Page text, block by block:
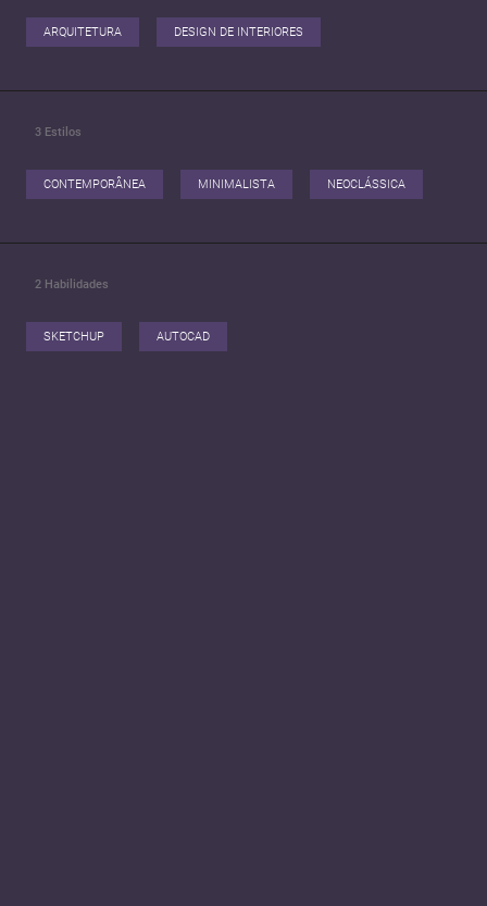
ARQUITETURA DESIGN DE INTERIORES
3 Estilos
CONTEMPORÂNEA MINIMALISTA NEOCLÁSSICA
2 Habilidades
SKETCHUP AUTOCAD